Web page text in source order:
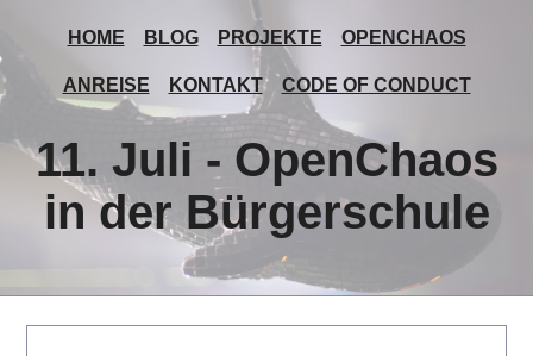
HOME BLOG PROJEKTE OPENCHAOS
ANREISE KONTAKT CODE OF CONDUCT
11. Juli - OpenChaos
in der Bürgerschule